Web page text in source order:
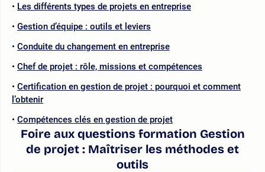
Les différents types de projets en entreprise
Gestion d’équipe : outils et leviers
Conduite du changement en entreprise
Chef de projet : rôle, missions et compétences
Certification en gestion de projet : pourquoi et comment
l’obtenir
Compétences clés en gestion de projet
Foire aux questions formation Gestion
de projet : Maîtriser les méthodes et
outils